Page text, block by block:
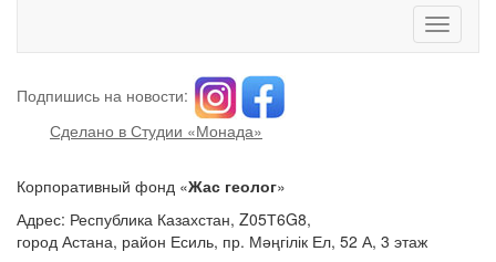
Toggle
Подпишись на новости:
Сделано в Студии «Монада»
Корпоративный фонд «Жас геолог»
Адрес: Республика Казахстан, Z05Т6G8,
город Астана, район Есиль, пр. Мәңгілік Ел, 52 А, 3 этаж